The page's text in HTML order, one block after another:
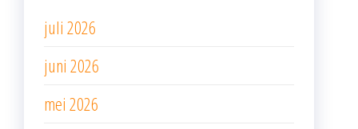
juli 2026
juni 2026
mei 2026